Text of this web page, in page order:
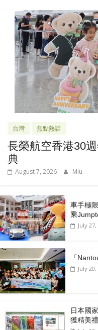
台灣 焦點熱話
長榮航空香港30
典
August 7, 2026 Miu
車手極
乘
July
「
July
日本國
獲精美